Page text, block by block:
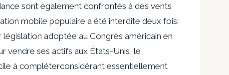
sont également confrontés à des vents
mobile populaire a été interdite deux fois:
législation adoptée au Congrès américain en
vendre ses actifs aux États-Unis, le
à compléterconsidérant essentiellement